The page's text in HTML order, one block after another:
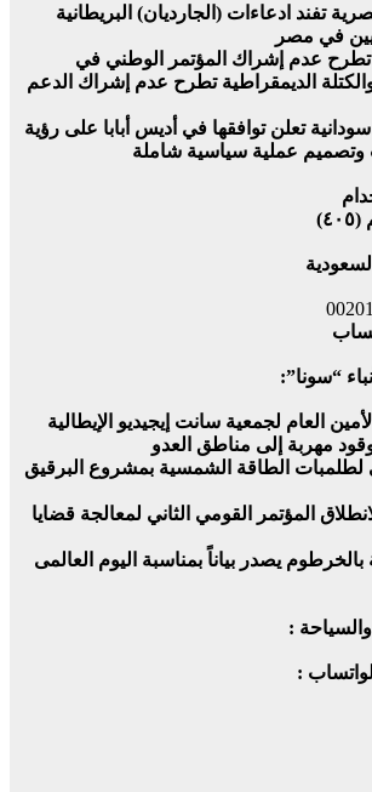
تفند ادعاءات (الجارديان) البريطانية
في مصر
تطرح عدم إشراك المؤتمر الوطني في
الديمقراطية تطرح عدم إشراك الدعم
تعلن توافقها في أديس أبابا على رؤية
وتصميم عملية سياسية شاملة
“سونا”:
العام لجمعية سانت إيجيديو الإيطالية
مهربة إلى مناطق العدو
لطلمبات الطاقة الشمسية بمشروع البرقيق
المؤتمر القومي الثاني لمعالجة قضايا
بالخرطوم يصدر بياناً بمناسبة اليوم العالمى
:
: